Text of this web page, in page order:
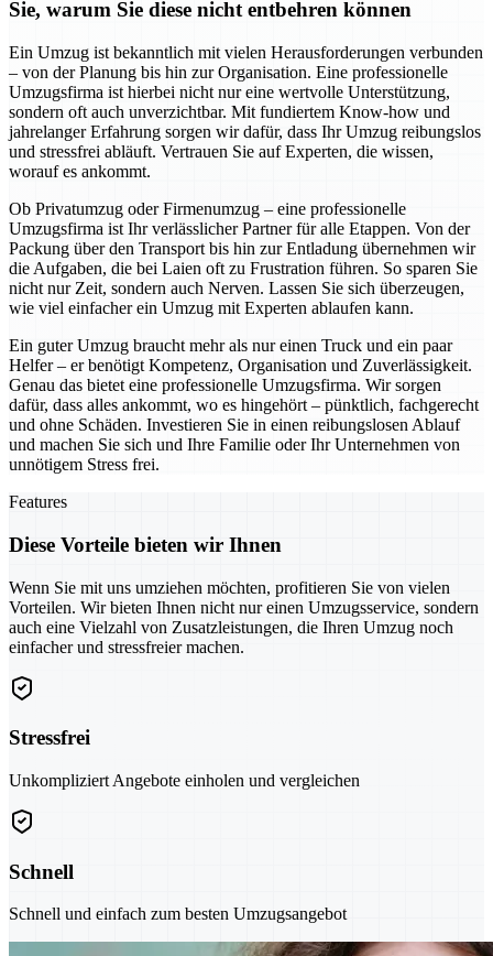
Sie, warum Sie diese nicht entbehren können
Ein Umzug ist bekanntlich mit vielen Herausforderungen verbunden
– von der Planung bis hin zur Organisation. Eine professionelle
Umzugsfirma ist hierbei nicht nur eine wertvolle Unterstützung,
sondern oft auch unverzichtbar. Mit fundiertem Know-how und
jahrelanger Erfahrung sorgen wir dafür, dass Ihr Umzug reibungslos
und stressfrei abläuft. Vertrauen Sie auf Experten, die wissen,
worauf es ankommt.
Ob Privatumzug oder Firmenumzug – eine professionelle
Umzugsfirma ist Ihr verlässlicher Partner für alle Etappen. Von der
Packung über den Transport bis hin zur Entladung übernehmen wir
die Aufgaben, die bei Laien oft zu Frustration führen. So sparen Sie
nicht nur Zeit, sondern auch Nerven. Lassen Sie sich überzeugen,
wie viel einfacher ein Umzug mit Experten ablaufen kann.
Ein guter Umzug braucht mehr als nur einen Truck und ein paar
Helfer – er benötigt Kompetenz, Organisation und Zuverlässigkeit.
Genau das bietet eine professionelle Umzugsfirma. Wir sorgen
dafür, dass alles ankommt, wo es hingehört – pünktlich, fachgerecht
und ohne Schäden. Investieren Sie in einen reibungslosen Ablauf
und machen Sie sich und Ihre Familie oder Ihr Unternehmen von
unnötigem Stress frei.
Features
Diese Vorteile bieten wir Ihnen
Wenn Sie mit uns umziehen möchten, profitieren Sie von vielen
Vorteilen. Wir bieten Ihnen nicht nur einen Umzugsservice, sondern
auch eine Vielzahl von Zusatzleistungen, die Ihren Umzug noch
einfacher und stressfreier machen.
Stressfrei
Unkompliziert Angebote einholen und vergleichen
Schnell
Schnell und einfach zum besten Umzugsangebot